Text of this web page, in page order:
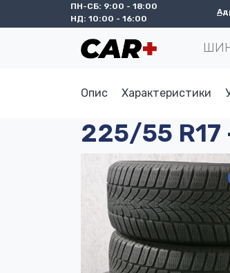
ПН-СБ: 9:00 - 18:00
НД: 10:00 - 16:00
Опис Характеристики
225/55 R17